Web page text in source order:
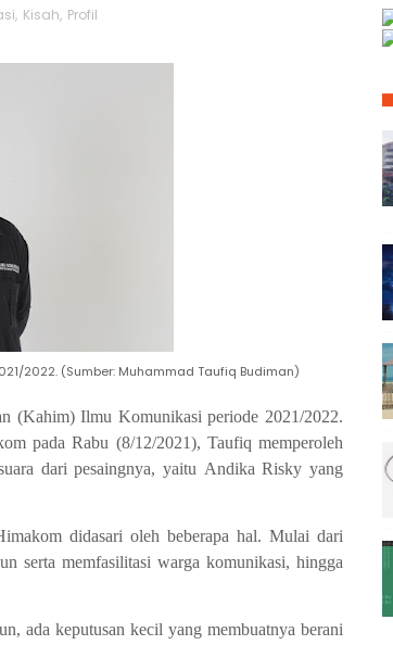
, Kisah, Profil
2022. (Sumber: Muhammad Taufiq Budiman)
(Kahim) Ilmu Komunikasi periode 2021/2022.
pada Rabu (8/12/2021), Taufiq memperoleh
dari pesaingnya, yaitu Andika Risky yang
didasari oleh beberapa hal. Mulai dari
serta memfasilitasi warga komunikasi, hingga
ada keputusan kecilyang membuatnyaberani